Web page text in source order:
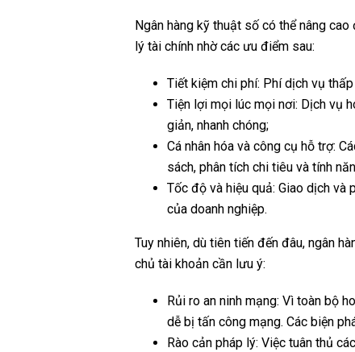
Ngân hàng kỹ thuật số có thể nâng
lý tài chính nhờ các ưu điểm sau:
Tiết kiệm chi phí: Phí dịch vụ
Tiện lợi mọi lúc mọi nơi: Dịch vụ
giản, nhanh chóng;
Cá nhân hóa và công cụ hỗ trợ:
sách, phân tích chi tiêu và tính
Tốc độ và hiệu quả: Giao dịch và
của doanh nghiệp.
Tuy nhiên, dù tiên tiến đến đâu, ngân
chủ tài khoản cần lưu ý:
Rủi ro an ninh mạng: Vì toàn bộ
dễ bị tấn công mạng. Các biện
Rào cản pháp lý: Việc tuân thủ